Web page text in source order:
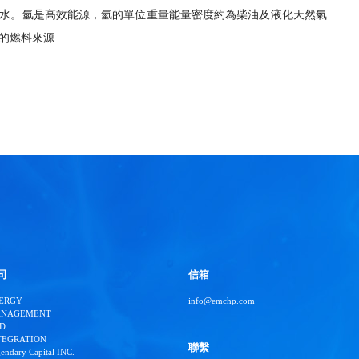
。氫是高效能源，氫的單位重量能量密度約為柴油及液化天然氣
燃料來源
Capital INC.
信箱
info@emchp.com
聯繫